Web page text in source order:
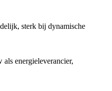
sterk bij dynamische
als energieleverancier,